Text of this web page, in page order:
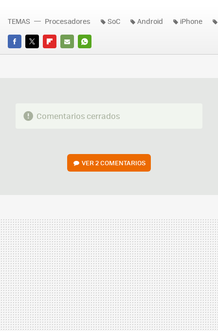
FACEBOOK
TWITTERFLIPBOARD
E-
WHATSAPP
TEMAS Procesadores SoC Android iPhone
Comentarios cerrados
VER2 COMENTARIOS